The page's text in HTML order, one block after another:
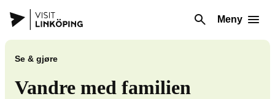
Meny
Se & gjøre
Vandre med familien